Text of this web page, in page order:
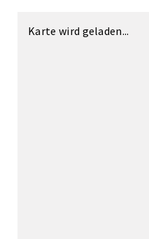
Karte wird geladen...